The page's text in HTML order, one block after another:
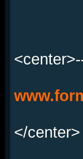
</center>